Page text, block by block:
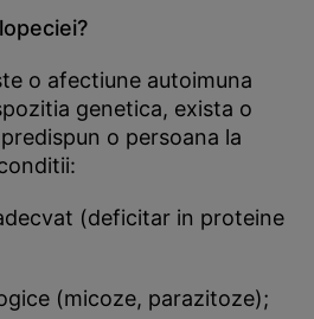
o afectiune autoimuna
genetica, exista o
o persoana la
(deficitar in proteine
(micoze, parazitoze);